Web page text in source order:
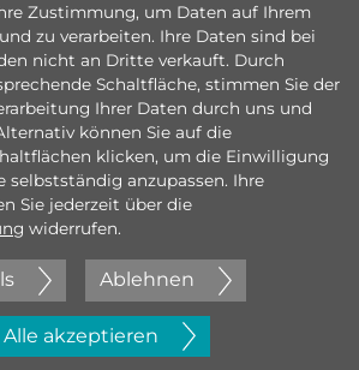
bewerben
Zustimmung, um Daten auf Ihrem
zu verarbeiten. Ihre Daten sind bei
nicht an Dritte verkauft. Durch
Schaltfläche, stimmen Sie der
Ihrer Daten durch uns und
können Sie auf die
klicken, um die Einwilligung
selbstständig anzupassen. Ihre
Sie jederzeit über die
widerrufen.
Ablehnen
Alle akzeptieren